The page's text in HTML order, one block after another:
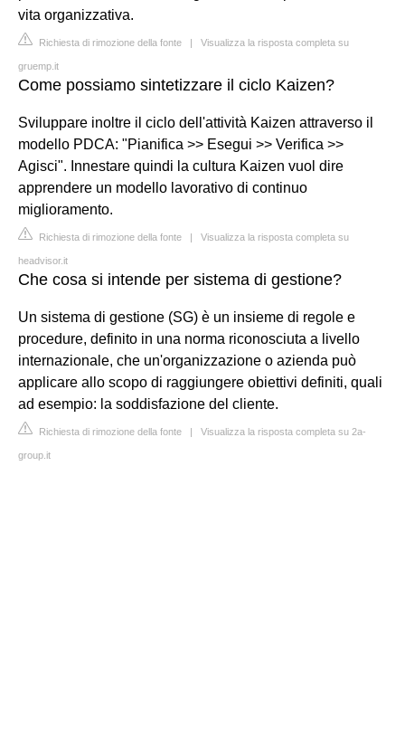
vita organizzativa.
Richiesta di rimozione della fonte | Visualizza la risposta completa su
gruemp.it
Come possiamo sintetizzare il ciclo Kaizen?
Sviluppare inoltre il ciclo dell'attività Kaizen attraverso il
modello PDCA: "Pianifica >> Esegui >> Verifica >>
Agisci". Innestare quindi la cultura Kaizen vuol dire
apprendere un modello lavorativo di continuo
miglioramento.
Richiesta di rimozione della fonte | Visualizza la risposta completa su
headvisor.it
Che cosa si intende per sistema di gestione?
Un sistema di gestione (SG) è un insieme di regole e
procedure, definito in una norma riconosciuta a livello
internazionale, che un'organizzazione o azienda può
applicare allo scopo di raggiungere obiettivi definiti, quali
ad esempio: la soddisfazione del cliente.
Richiesta di rimozione della fonte | Visualizza la risposta completa su 2a-
group.it